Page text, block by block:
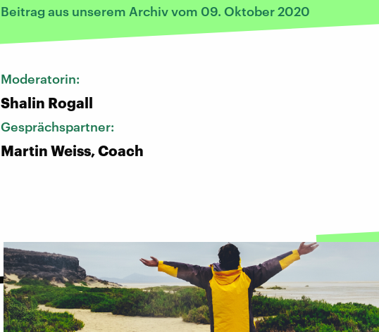
Beitrag aus unserem Archiv vom 09. Oktober 2020
Moderatorin:
Shalin Rogall
Gesprächspartner:
Martin Weiss, Coach